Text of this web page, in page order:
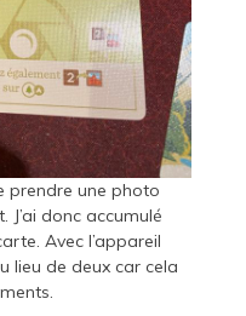
prendre une photo
J’ai donc accumulé
Avec l’appareil
lieu de deux car cela